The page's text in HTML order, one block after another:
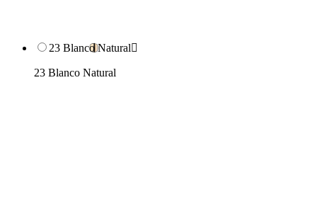
23 Blanco Natural
23 Blanco Natural